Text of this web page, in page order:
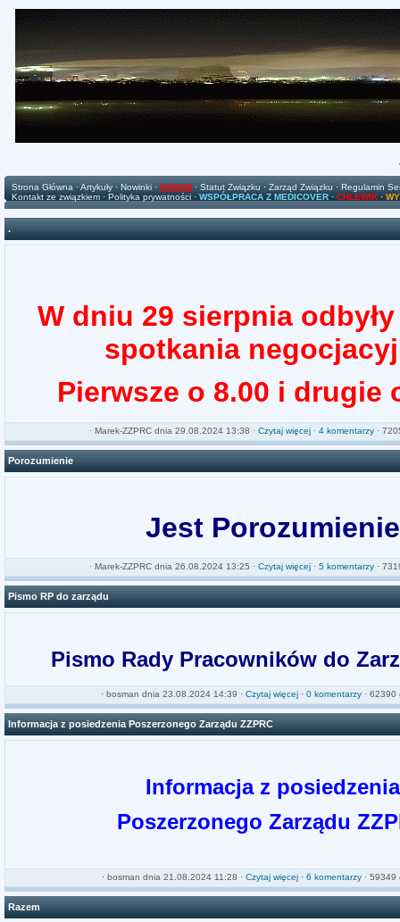
Strona Główna ·Artykuły · Nowinki · FORUM · Statut Związku · Zarząd Związku · Regulamin
Kontakt ze związkiem · Polityka prywatności · WSPÓŁPRACA Z MEDICOVER · CHLEWIK ·
.
W dniu 29 sierpnia
spotkania
Pierwsze o 8.00 i drugie
· Marek-ZZPRCdnia 29.08.2024 13:38 · Czytaj więcej· 4 komentarzy·
Porozumienie
Jest Porozumienie
· Marek-ZZPRCdnia 26.08.2024 13:25 · Czytaj więcej· 5 komentarzy·
Pismo RP do zarządu
Pismo Rady Pracowników do
· bosman dnia 23.08.2024 14:39 · Czytaj więcej · 0 komentarzy · 62390
Informacja z posiedzenia Poszerzonego Zarządu ZZPRC
Informacja z posiedzenia
Poszerzonego Zarządu
· bosman dnia 21.08.2024 11:28 · Czytaj więcej· 6 komentarzy· 59349
Razem